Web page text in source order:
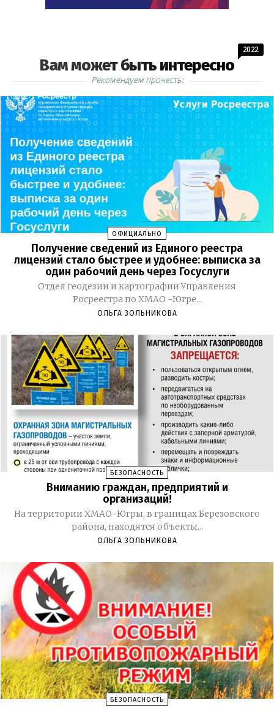
Вам может быть интересно
2022
Рекомендуем прочесть:
ОФИЦИАЛЬНО
Получение сведений из Единого реестра
лицензий стало быстрее и удобнее: выписка за
один рабочий день через Госуслуги
Отдел геодезии и картографии Управления
Росреестра по ХМАО -Югре...
ОЛЬГА ЗОЛЬНИКОВА
БЕЗОПАСНОСТЬ
Вниманию граждан, предприятий и
организаций!
На территории ХМАО-Югры, в границах Березовского
района, находятся объекты...
ОЛЬГА ЗОЛЬНИКОВА
БЕЗОПАСНОСТЬ